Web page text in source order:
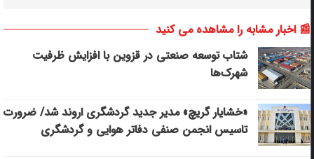
📰 اخبار مشابه را مشاهده می کنید
شتاب توسعه صنعتی در قزوین با افزایش ظرفیت
شهرک‌ها
«خشایار گریچ» مدیر جدید گردشگری اروند شد/ ضرورت
تاسیس انجمن صنفی دفاتر هوایی و گردشگری